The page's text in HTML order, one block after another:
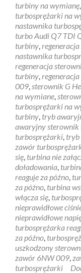
turbiny na wymianę,
turbosprężarki na
nastawnika
turbo Audi Q7 TDI
turbiny,
nastawnika
regeneracja
turbiny,
009,sterownik G
na wymiane,
turbosprężarki na
turbiny, tryb
awaryjny
turbosprężarki, tryb
zawór
się, turbina nie
doładowania,
reaguje za późno,
za późno, turbina
włącza się,
nieprawidłowe
nieprawidłowe
turbosprężarka
za późno,
uszkodzony
zawór 6NW 009,
turbosprężarki